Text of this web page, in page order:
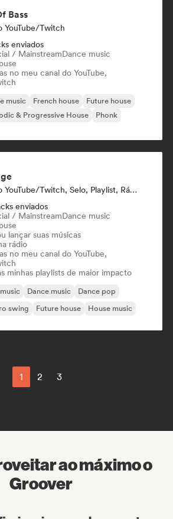
Bass
YouTube/Twitch
enviados
/ MainstreamDance music
no meu canal do YouTube,
music French house
Future house
& Progressive House
Phonk
Canal Do YouTube/Twitch, Selo, Playlist, Rádio
enviados
/ MainstreamDance music
lançar suas músicas
rádio
no meu canal do YouTube,
minhas playlists de maior impacto
Dance music
Dance pop
swing Future house House music
1 2 3
ao máximo o
Groover